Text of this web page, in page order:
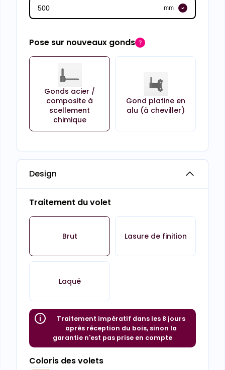
mm
Pose sur nouveaux gonds
Gonds acier /
composite à
scellement
chimique
Gond platine en
alu (à cheviller)
Design
Traitement du volet
Brut Lasure de finition
Laqué
Traitement impératif dans les 8 jours
après réception du bois, sinon la
garantie n'est pas prise en compte
Coloris des volets